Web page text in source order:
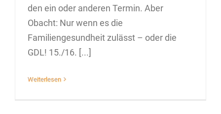
den ein oder anderen Termin. Aber
Obacht: Nur wenn es die
Familiengesundheit zulässt – oder die
GDL! 15./16. [...]
Weiterlesen